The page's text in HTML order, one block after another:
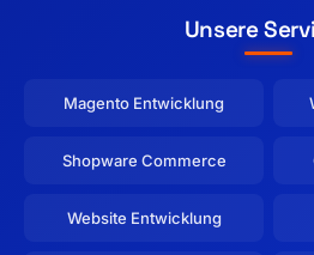
Unsere
Magento Entwicklung
Shopware Commerce
Website Entwicklung